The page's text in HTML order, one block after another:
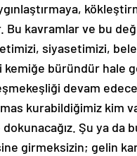
kavramlar ve bu
siyasetimizi,
kemiğe büründür hale
devam
kurabildiğimiz kim
Şu ya da
girmeksizin; gelin